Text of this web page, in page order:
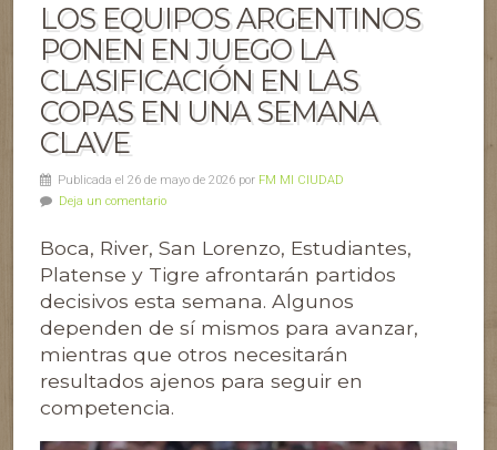
LOS EQUIPOS ARGENTINOS
PONEN EN JUEGO LA
CLASIFICACIÓN EN LAS
COPAS EN UNA SEMANA
CLAVE
Publicada el 26 de mayo de 2026 por FM MI CIUDAD
Deja un comentario
Boca, River, San Lorenzo, Estudiantes,
Platense y Tigre afrontarán partidos
decisivos esta semana. Algunos
dependen de sí mismos para avanzar,
mientras que otros necesitarán
resultados ajenos para seguir en
competencia.